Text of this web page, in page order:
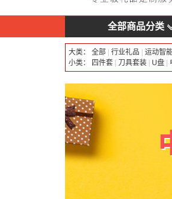
全部商品分类
大类： 全部 行业礼品
运动智
小类：
四件套 刀具套装 U盘